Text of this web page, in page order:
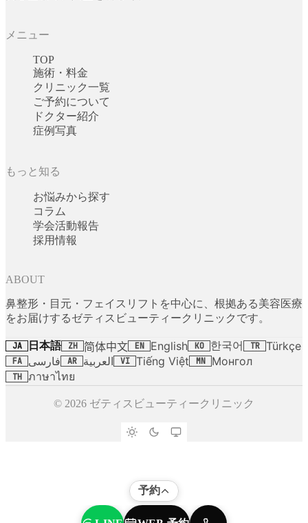
メニュー
TOP
施術・料金
クリニック一覧
ご予約について
ドクター紹介
症例写真
もっと知る
お悩みから探す
コラム
学会活動報告
採用情報
ABOUT
鼻整形・目元・フェイスリフトを中心に、根拠ある美容医療
をお届けするゼティスビューティークリニックです。
JA 日本語 ZH 简体中文 EN English KO 한국어 TR Türkçe
FA فارسی AR العربية VI Tiếng Việt MN Монгол
TH ภาษาไทย
© 2026 ゼティスビューティークリニック
予約